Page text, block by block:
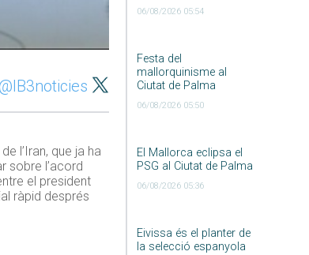
06/08/2026 05:54
Festa del
mallorquinisme al
Ciutat de Palma
06/08/2026 05:50
El Mallorca eclipsa el
PSG al Ciutat de Palma
06/08/2026 05:36
Eivissa és el planter de
la selecció espanyola
l’Iran, que ja ha
sobre l’acord
el president
ràpid després